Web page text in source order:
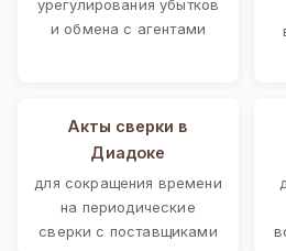
урегулирования убытков
и обмена с агентами
Акты сверки в
Диадоке
для сокращения времени
на периодические
сверки с поставщиками